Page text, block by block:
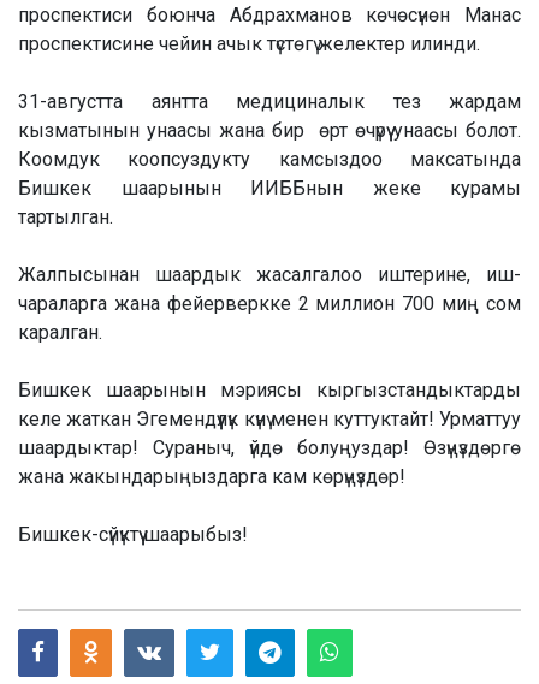
проспектиси боюнча Абдрахманов көчөсүнөн Манас
проспектисине чейин ачык түстөгү желектер илинди.
31-августта аянтта медициналык тез жардам
кызматынын унаасы жана бир өрт өчүрүү унаасы болот.
Коомдук коопсуздукту камсыздоо максатында
Бишкек шаарынын ИИББнын жеке курамы
тартылган.
Жалпысынан шаардык жасалгалоо иштерине, иш-
чараларга жана фейерверкке 2 миллион 700 миң сом
каралган.
Бишкек шаарынын мэриясы кыргызстандыктарды
келе жаткан Эгемендүүлүк күнү менен куттуктайт! Урматтуу
шаардыктар! Сураныч, үйдө болуңуздар! Өзүңүздөргө
жана жакындарыңыздарга кам көрүңүздөр!
Бишкек-сүйүктүү шаарыбыз!